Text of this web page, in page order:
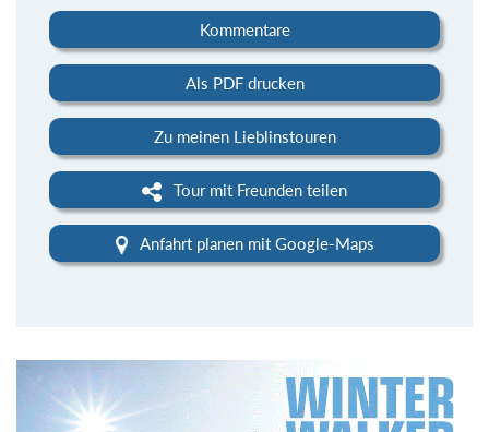
Kommentare
Als PDF drucken
Zu meinen Lieblinstouren
Tour mit Freunden teilen
Anfahrt planen mit Google-Maps